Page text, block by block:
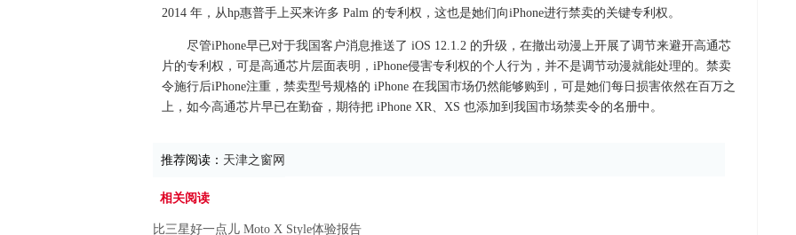
2014 年，从hp惠普手上买来许多 Palm 的专利权，这也是她们向iPhone进行禁卖的关键专利权。
尽管iPhone早已对于我国客户消息推送了 iOS 12.1.2 的升级，在撤出动漫上开展了调节来避开高通芯
片的专利权，可是高通芯片层面表明，iPhone侵害专利权的个人行为，并不是调节动漫就能处理的。禁卖
令施行后iPhone注重，禁卖型号规格的 iPhone 在我国市场仍然能够购到，可是她们每日损害依然在百万之
上，如今高通芯片早已在勤奋，期待把 iPhone XR、XS 也添加到我国市场禁卖令的名册中。
推荐阅读： 天津之窗网
相关阅读
比三星好一点儿 Moto X Style体验报告